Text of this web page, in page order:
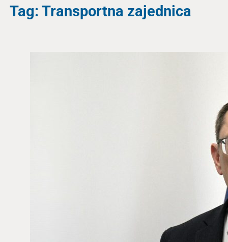
Tag: Transportna zajednica